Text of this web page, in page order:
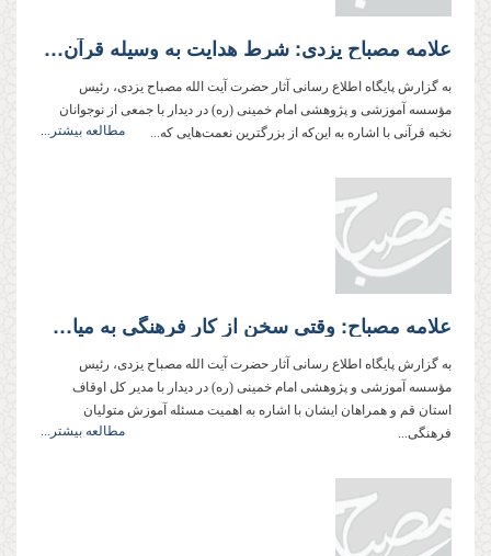
علامه مصباح یزدی: شرط هدایت به وسیله قرآن، داشتن نیت و انگیزه درست است.
به گزارش پایگاه اطلاع رسانی آثار حضرت آیت الله مصباح یزدی، رئیس
مؤسسه آموزشی و پژوهشی امام خمینی (ره) در دیدار با جمعی از نوجوانان
نخبه قرآنی با اشاره به این‌که از بزرگترین نعمت‌هایی که...
مطالعه بیشتر...
علامه مصباح: وقتی سخن از کار فرهنگی به میان می‌آید، مسئولین با بهانه‌هایی چون کمبود بودجه و نیروی انسانی و خلأ قانونی، شانه خالی می‌کنند
به گزارش پایگاه اطلاع رسانی آثار حضرت آیت الله مصباح یزدی، رئیس
مؤسسه آموزشی و پژوهشی امام خمینی (ره) در دیدار با مدیر کل اوقاف
استان قم و همراهان ایشان با اشاره به اهمیت مسئله آموزش متولیان
فرهنگی...
مطالعه بیشتر...